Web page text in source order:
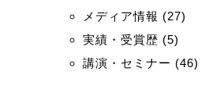
メディア情報 (27)
実績・受賞歴 (5)
講演・セミナー (46)